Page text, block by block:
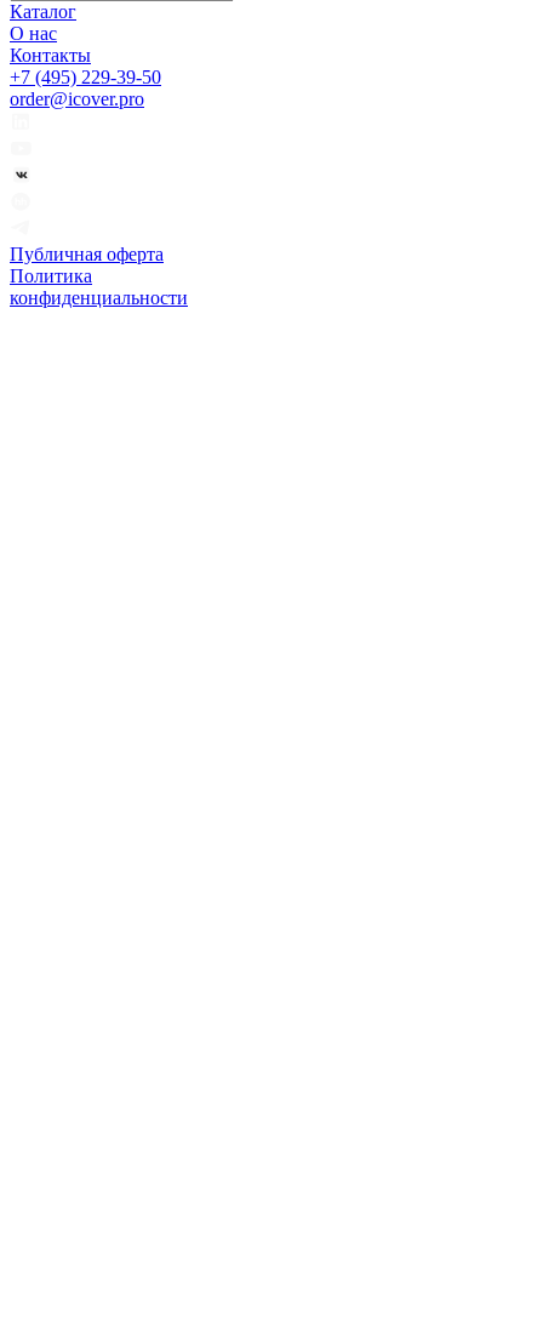
Каталог
О нас
Контакты
+7 (495) 229-39-50
order@icover.pro
Публичная оферта
Политика
конфиденциальности